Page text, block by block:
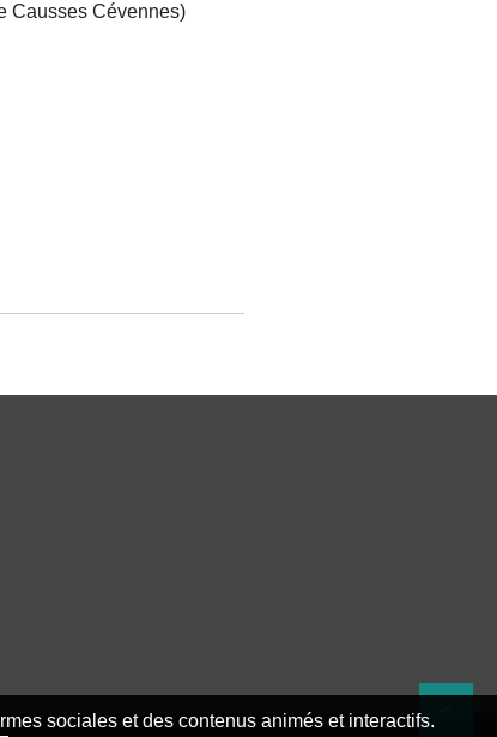
Causses Cévennes)
sociales et des contenus animés et interactifs.